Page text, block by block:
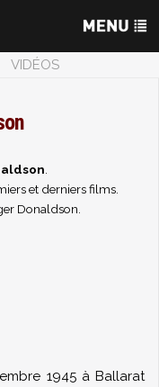
VIDÉOS
et derniers films.
Donaldson.
1945 à Ballarat